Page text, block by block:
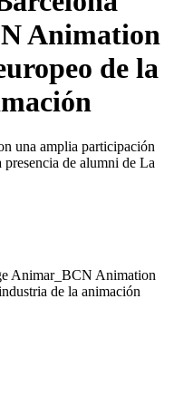
Animation
de la
una amplia participación
presencia de alumni de La
Animar_BCN Animation
de la animación